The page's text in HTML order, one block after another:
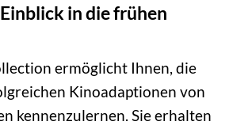
in die frühen
ermöglicht Ihnen, die
Kinoadaptionen von
kennenzulernen. Sie erhalten